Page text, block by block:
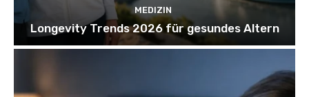
MEDIZIN
Longevity Trends 2026 für gesundes Altern